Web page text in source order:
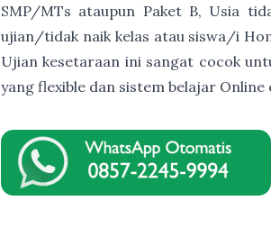
SMP/MTs ataupun Paket B, Usia
ujian/tidak naik kelas atau siswa/i
Ujian kesetaraan ini sangat cocok
yang flexible dan sistem belajar